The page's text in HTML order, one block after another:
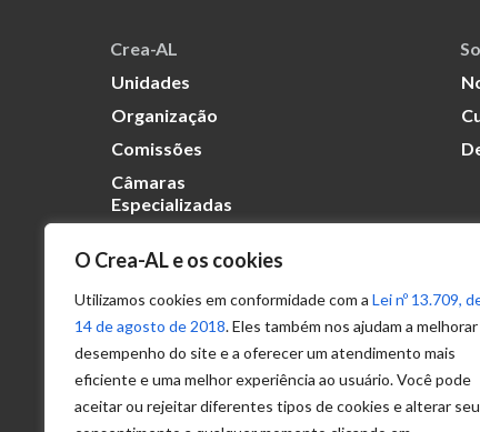
O Crea-AL e os cookies
Utilizamos cookies em conformidade com a Lei nº 13.709,
14 de agosto de 2018. Eles também nos ajudam a melhorar
desempenho do site e a oferecer um atendimento mais
eficiente e uma melhor experiência ao usuário. Você pode
aceitar ou rejeitar diferentes tipos de cookies e alterar seu
Crea-AL
Unidades
Organização
Comissões
Câmaras
Especializadas
Transparência
Portal
Acesso à
Informação
Política de
Privacidade de
Dados